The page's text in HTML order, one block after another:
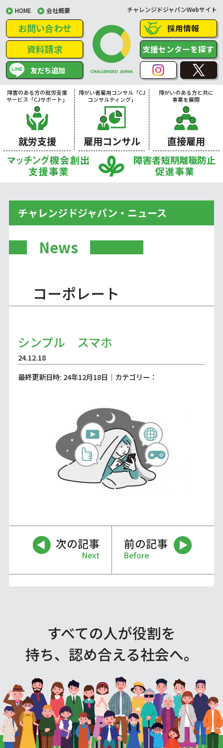
HOME 会社概要 チャレンジドジャパンWebサイト
お問い合わせ
資料請求
友だち追加
採用情報
支援センターを探す
障害のある方の就労支援
サービス「CJサポート」
就労支援
障がい者雇用コンサル「CJ
コンサルティング」
雇用コンサル
障がいのある方と共に
事業を展開
直接雇用
チャレンジドジャパン・ニュース
News
コーポレート
シンプル スマホ
24.12.18
最終更新日時: 24年12月18日｜カテゴリー：
次の記事
Next
前の記事
Before
すべての人が役割を
持ち、認め合える社会へ。